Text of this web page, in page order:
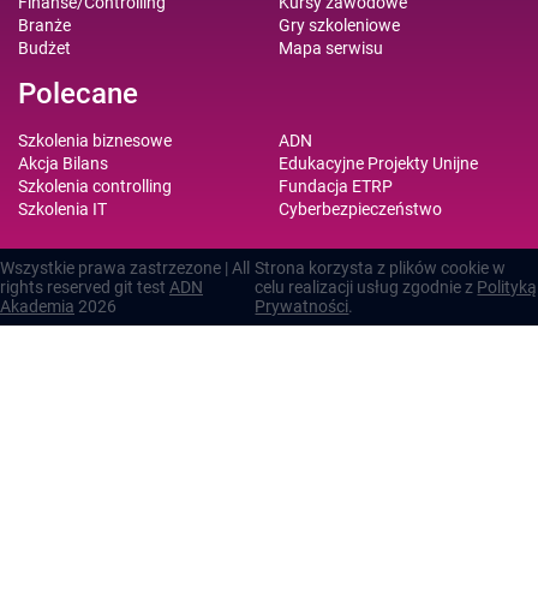
Branże
Budżet
Gry szkoleniowe
Mapa serwisu
Polecane
Szkolenia biznesowe
Akcja Bilans
Szkolenia controlling
Szkolenia IT
ADN
Edukacyjne Projekty Unijne
Fundacja ETRP
Cyberbezpieczeństwo
Wszystkie prawa zastrzezone | All
rights reserved git test ADN
Akademia 2026
Strona korzysta z plików cookie w
celu realizacji usług zgodnie z Polityką
Prywatności.